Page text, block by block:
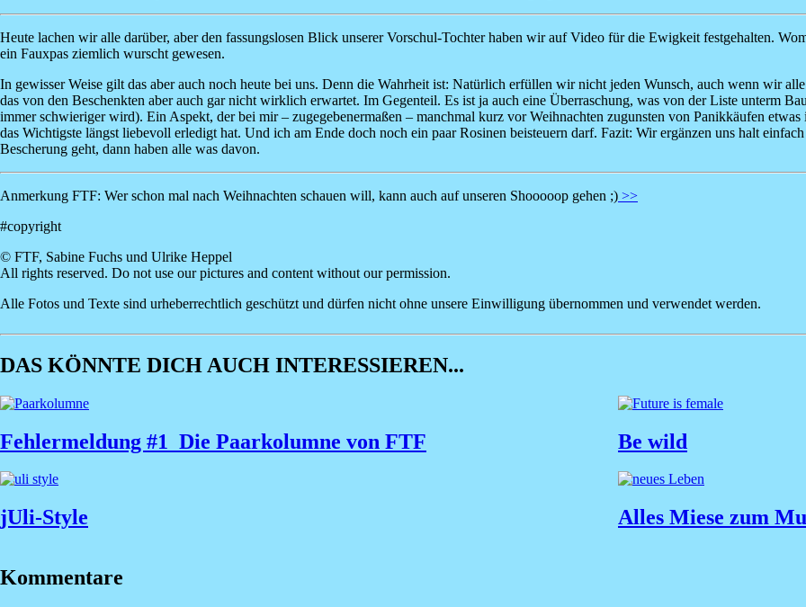
Heute lachen wir alle darüber, aber den fassungslosen Blick unserer Vorschul-Tochter haben wir auf Video für die Ewigkeit festgehalten.
ein Fauxpas ziemlich wurscht gewesen.
In gewisser Weise gilt das aber auch noch heute bei uns. Denn die Wahrheit ist: Natürlich erfüllen wir nicht jeden Wunsch, auch wenn wir
das von den Beschenkten aber auch gar nicht wirklich erwartet. Im Gegenteil. Es ist ja auch eine Überraschung, was von der Liste unterm
immer schwieriger wird). Ein Aspekt, der bei mir – zugegebenermaßen – manchmal kurz vor Weihnachten zugunsten von Panikkäufen etwas
das Wichtigste längst liebevoll erledigt hat. Und ich am Ende doch noch ein paar Rosinen beisteuern darf. Fazit: Wir ergänzen uns halt
Bescherung geht, dann haben alle was davon.
Anmerkung FTF: Wer schon mal nach Weihnachten schauen will, kann auch auf unseren Shooooop gehen ;) >>
#copyright
© FTF, Sabine Fuchs und Ulrike Heppel
All rights reserved. Do not use our pictures and content without our permission.
Alle Fotos und Texte sind urheberrechtlich geschützt und dürfen nicht ohne unsere Einwilligung übernommen und verwendet werden.
DAS KÖNNTE DICH AUCH INTERESSIEREN...
Fehlermeldung #1_Die Paarkolumne von FTF Be wild
jUli-Style Alles Miese zum
Kommentare